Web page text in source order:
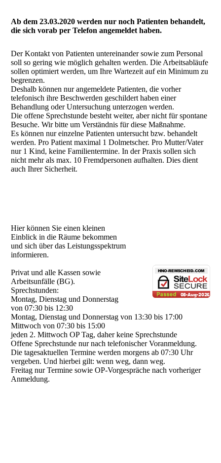
Ab dem 23.03.2020 werden nur noch Patienten behandelt,
die sich vorab per Telefon angemeldet haben.
Der Kontakt von Patienten untereinander sowie zum Personal
soll so gering wie möglich gehalten werden. Die Arbeitsabläufe
sollen optimiert werden, um Ihre Wartezeit auf ein Minimum zu
begrenzen.
Deshalb können nur angemeldete Patienten, die vorher
telefonisch ihre Beschwerden geschildert haben einer
Behandlung oder Untersuchung unterzogen werden.
Die offene Sprechstunde besteht weiter, aber nicht für spontane
Besuche. Wir bitte um Verständnis für diese Maßnahme.
Es können nur einzelne Patienten untersucht bzw. behandelt
werden. Pro Patient maximal 1 Dolmetscher. Pro Mutter/Vater
nur 1 Kind, keine Familientermine. In der Praxis sollen sich
nicht mehr als max. 10 Fremdpersonen aufhalten. Dies dient
auch Ihrer Sicherheit.
Hier können Sie einen kleinen
Einblick in die Räume bekommen
und sich über das Leistungsspektrum
informieren.
Privat und alle Kassen sowie
Arbeitsunfälle (BG).
Sprechstunden:
Montag, Dienstag und Donnerstag
von 07:30 bis 12:30
Montag, Dienstag und Donnerstag von 13:30 bis 17:00
Mittwoch von 07:30 bis 15:00
jeden 2. Mittwoch OP Tag, daher keine Sprechstunde
Offene Sprechstunde nur nach telefonischer Voranmeldung.
Die tagesaktuellen Termine werden morgens ab 07:30 Uhr
vergeben. Und hierbei gilt: wenn weg, dann weg.
Freitag nur Termine sowie OP-Vorgespräche nach vorheriger
Anmeldung.